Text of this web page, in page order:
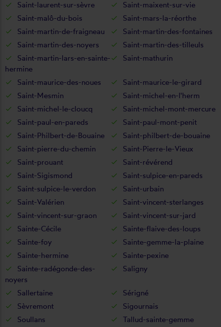
Saint-laurent-sur-sèvre
Saint-maixent-sur-vie
Saint-malô-du-bois
Saint-mars-la-réorthe
Saint-martin-de-fraigneau
Saint-martin-des-fontaines
Saint-martin-des-noyers
Saint-martin-des-tilleuls
Saint-martin-lars-en-sainte-
hermine
Saint-mathurin
Saint-maurice-des-noues
Saint-maurice-le-girard
Saint-Mesmin
Saint-michel-en-l'herm
Saint-michel-le-cloucq
Saint-michel-mont-mercure
Saint-paul-en-pareds
Saint-paul-mont-penit
Saint-Philbert-de-Bouaine
Saint-philbert-de-bouaine
Saint-pierre-du-chemin
Saint-Pierre-le-Vieux
Saint-prouant
Saint-révérend
Saint-Sigismond
Saint-sulpice-en-pareds
Saint-sulpice-le-verdon
Saint-urbain
Saint-Valérien
Saint-vincent-sterlanges
Saint-vincent-sur-graon
Saint-vincent-sur-jard
Sainte-Cécile
Sainte-flaive-des-loups
Sainte-foy
Sainte-gemme-la-plaine
Sainte-hermine
Sainte-pexine
Sainte-radégonde-des-
noyers
Saligny
Sallertaine
Sérigné
Sèvremont
Sigournais
Soullans
Tallud-sainte-gemme